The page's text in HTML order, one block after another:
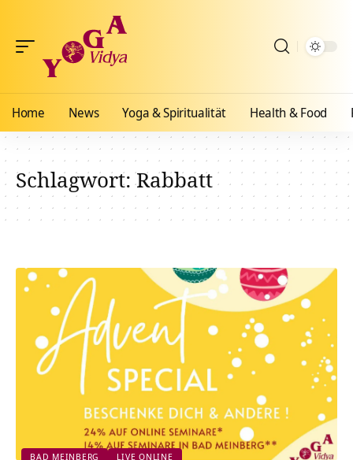
Home News Yoga & Spiritualität Health & Food
Schlagwort:Rabbatt
BAD MEINBERG LIVE ONLINE